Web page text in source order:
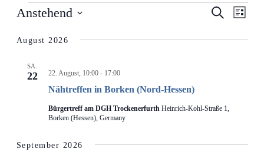
VERANSTALTUNGEN
UND
Suche
Liste
Anstehend
wählen.
August 2026
SA.
22
Nähtreffen in Borken (Nord-Hessen)
22. August, 10:00- 17:00
Bürgertreff am DGH Trockenerfurth Heinrich-Kohl-Straße 1,
Borken (Hessen), Germany
September 2026